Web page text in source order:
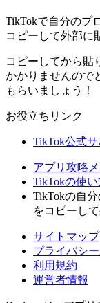
TikTokで自分のプ
コピーして外部に
コピーしてから貼
かかりませんので
もらいましょう！
お役立ちリンク
TikTok公式
アプリ攻略
TikTokの使
TikTokの自
をコピーし
サイトマップ
プライバシ
利用規約
運営者情報